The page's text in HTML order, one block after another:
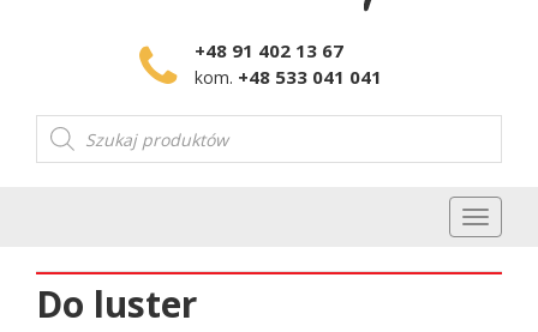
+48 91 402 13 67
kom. +48 533 041 041
Wyszukiwarka
produktów
Toggle
Do luster